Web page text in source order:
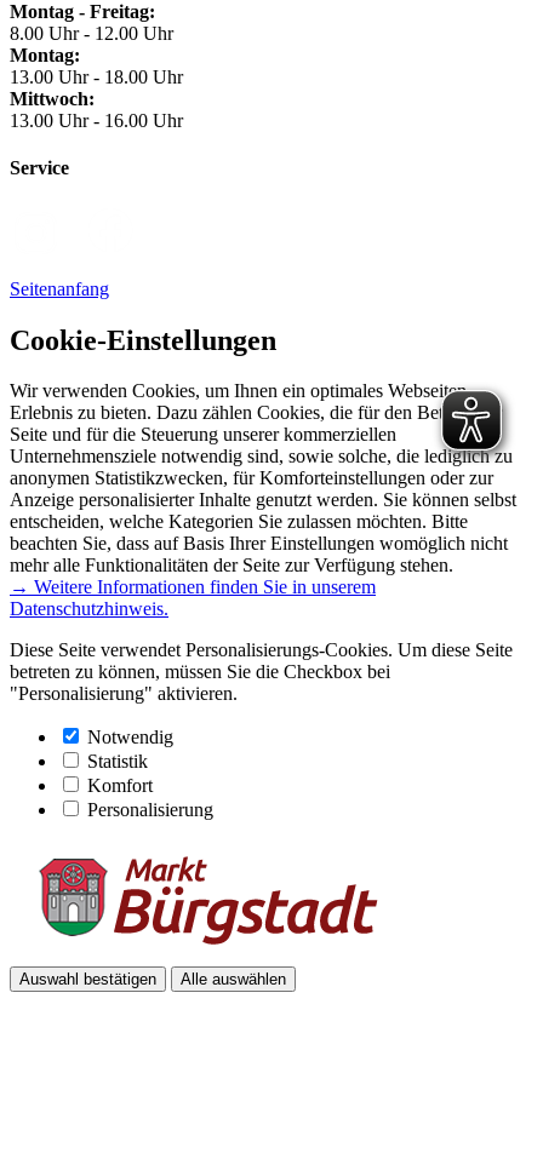
Montag - Freitag:
8.00 Uhr - 12.00 Uhr
Montag:
13.00 Uhr - 18.00 Uhr
Mittwoch:
13.00 Uhr - 16.00 Uhr
Service
Seitenanfang
Cookie-Einstellungen
Wir verwenden Cookies, um Ihnen ein optimales Webseiten-
Erlebnis zu bieten. Dazu zählen Cookies, die für den Betrieb der
Seite und für die Steuerung unserer kommerziellen
Unternehmensziele notwendig sind, sowie solche, die lediglich zu
anonymen Statistikzwecken, für Komforteinstellungen oder zur
Anzeige personalisierter Inhalte genutzt werden. Sie können selbst
entscheiden, welche Kategorien Sie zulassen möchten. Bitte
beachten Sie, dass auf Basis Ihrer Einstellungen womöglich nicht
mehr alle Funktionalitäten der Seite zur Verfügung stehen.
→ Weitere Informationen finden Sie in unserem
Datenschutzhinweis.
Diese Seite verwendet Personalisierungs-Cookies. Um diese Seite
betreten zu können, müssen Sie die Checkbox bei
"Personalisierung" aktivieren.
Notwendig
Statistik
Komfort
Personalisierung
Auswahl bestätigen Alle auswählen